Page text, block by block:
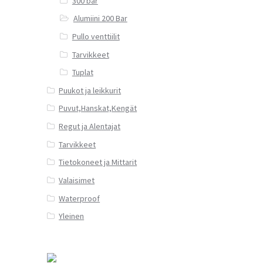
Alumiini 200 Bar
Pullo venttiilit
Tarvikkeet
Tuplat
Puukot ja leikkurit
Puvut,Hanskat,Kengät
Regut ja Alentajat
Tarvikkeet
Tietokoneet ja Mittarit
Valaisimet
Waterproof
Yleinen